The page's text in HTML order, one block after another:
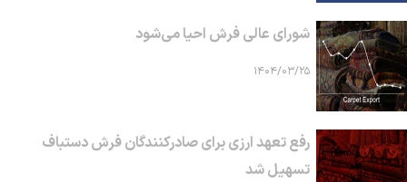
شورای عالی فرش احیا می‌شود
۱۴۰۴/۰۳/۲۵
رفع تعهد ارزی برای صادرکنندگان فرش دستباف
تسهیل شد